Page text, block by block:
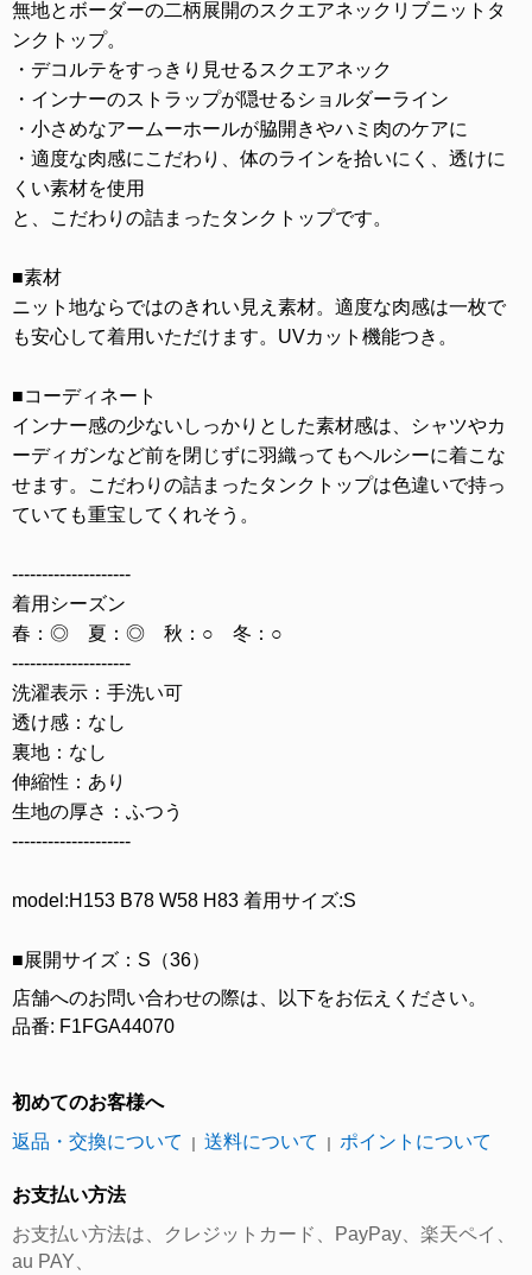
無地とボーダーの二柄展開のスクエアネックリブニットタ
ンクトップ。
・デコルテをすっきり見せるスクエアネック
・インナーのストラップが隠せるショルダーライン
・小さめなアームーホールが脇開きやハミ肉のケアに
・適度な肉感にこだわり、体のラインを拾いにく、透けに
くい素材を使用
と、こだわりの詰まったタンクトップです。
■素材
ニット地ならではのきれい見え素材。適度な肉感は一枚で
も安心して着用いただけます。UVカット機能つき。
■コーディネート
インナー感の少ないしっかりとした素材感は、シャツやカ
ーディガンなど前を閉じずに羽織ってもヘルシーに着こな
せます。こだわりの詰まったタンクトップは色違いで持っ
ていても重宝してくれそう。
--------------------
着用シーズン
春：◎ 夏：◎ 秋：○ 冬：○
--------------------
洗濯表示：手洗い可
透け感：なし
裏地：なし
伸縮性：あり
生地の厚さ：ふつう
--------------------
model:H153 B78 W58 H83 着用サイズ:S
■展開サイズ：S（36）
店舗へのお問い合わせの際は、以下をお伝えください。
品番: F1FGA44070
初めてのお客様へ
返品・交換について
｜ 送料について ｜ ポイントについて
お支払い方法
お支払い方法は、クレジットカード、PayPay、楽天ペイ、
au PAY、